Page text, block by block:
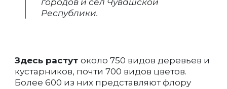
городов и сел Чувашской
Республики.
Здесь растут около 750 видов деревьев и
кустарников, почти 700 видов цветов.
Более 600 из них представляют флору